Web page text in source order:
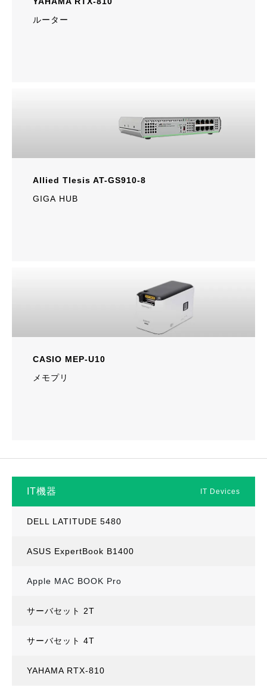
ルーター
Allied Tlesis AT-GS910-8
GIGA HUB
CASIO MEP-U10
メモプリ
IT機器 IT Devices
DELL LATITUDE 5480
ASUS ExpertBook B1400
Apple MAC BOOK Pro
サーバセット 2T
サーバセット 4T
YAHAMA RTX-810